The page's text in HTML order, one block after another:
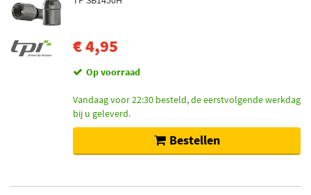
€ 4,95
Op voorraad
Vandaag voor 22:30 besteld, de eerstvolgende werkdag
bij u geleverd.
Bestellen